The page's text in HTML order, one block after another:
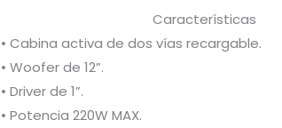
Características
• Cabina activa de dos vías recargable.
• Woofer de 12”.
• Driver de 1”.
• Potencia 220W MAX.